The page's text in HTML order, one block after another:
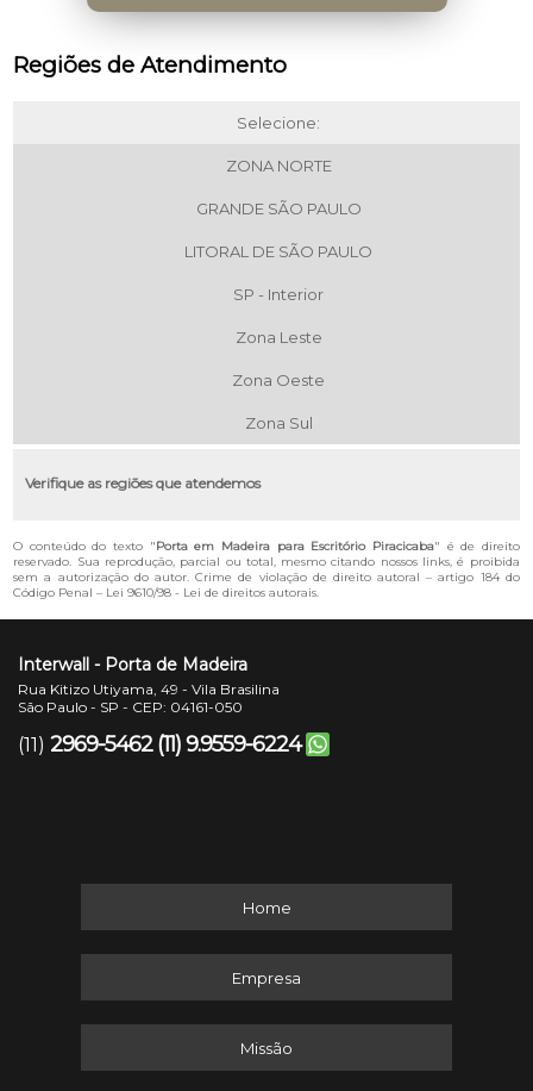
Regiões de Atendimento
Selecione:
ZONA NORTE
GRANDE SÃO PAULO
LITORAL DE SÃO PAULO
SP - Interior
Zona Leste
Zona Oeste
Zona Sul
Verifique as regiões que atendemos
O conteúdo do texto "Porta em Madeira para Escritório Piracicaba" é de direito
reservado. Sua reprodução, parcial ou total, mesmo citando nossos links, é proibida
sem a autorização do autor. Crime de violação de direito autoral – artigo 184 do
Código Penal – Lei 9610/98 - Lei de direitos autorais.
Interwall - Porta de Madeira
Rua Kitizo Utiyama, 49 - Vila Brasilina
São Paulo - SP - CEP: 04161-050
(11) 2969-5462 (11) 9.9559-6224
Home
Empresa
Missão